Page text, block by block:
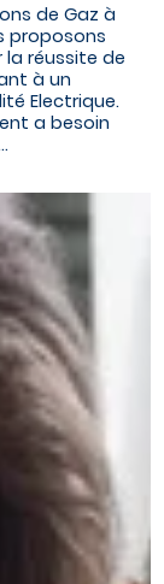
de Gaz à
proposons
réussite de
à un
Electrique.
a besoin